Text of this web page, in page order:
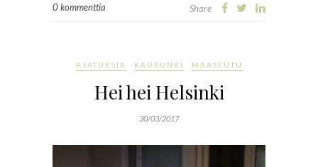
0 kommenttia Share
AJATUKSIA KAUPUNKI MAASEUTU
Hei hei Helsinki
30/03/2017